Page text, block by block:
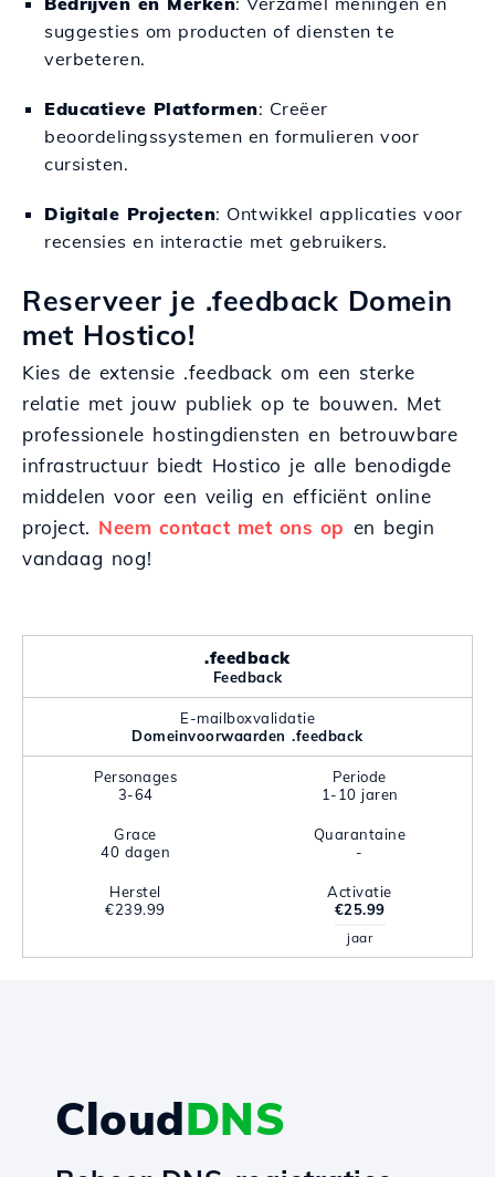
suggesties om producten of diensten te
verbeteren.
Educatieve Platformen: Creëer
beoordelingssystemen en formulieren voor
cursisten.
Digitale Projecten: Ontwikkel applicaties voor
recensies en interactie met gebruikers.
Reserveer je .feedback Domein
met Hostico!
Kies de extensie .feedback om een sterke
relatie met jouw publiek op te bouwen. Met
professionele hostingdiensten en betrouwbare
infrastructuur biedt Hostico je alle benodigde
middelen voor een veilig en efficiënt online
project. Neem contact met ons op en begin
vandaag nog!
.feedback
Feedback
E-mailboxvalidatie
Domeinvoorwaarden .feedback
Personages
3-64
Periode
1-10 jaren
Grace
40 dagen
Quarantaine
-
Herstel
€239.99
Activatie
€25.99
jaar
CloudDNS